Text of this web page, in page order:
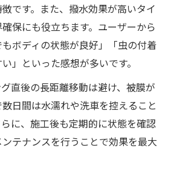
です。また、撥水効果が高いタイ
保にも役立ちます。ユーザーから
ボディの状態が良好」「虫の付着
」といった感想が多いです。
直後の長距離移動は避け、被膜が
日間は水濡れや洗車を控えること
に、施工後も定期的に状態を確認
テナンスを行うことで効果を最大